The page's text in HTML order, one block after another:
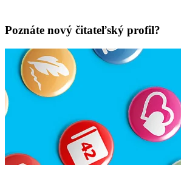
Poznáte nový čitateľský profil?